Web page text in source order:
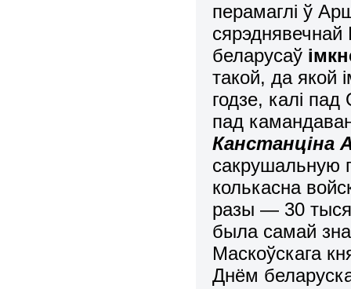
перамаглі ў
сярэднявечнай
беларусаў
такой, да якой
годзе, калі
пад
Канстанціна
сакрушальную
колькасна
разы — 30
была самай
Маскоўскага
Днём